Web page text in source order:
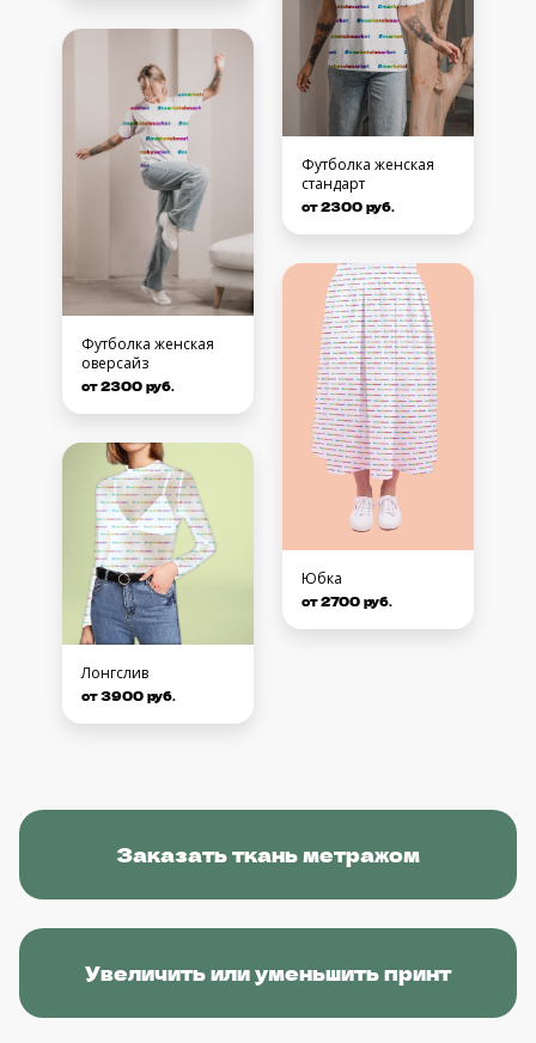
Футболка женская
оверсайз
от 2300 руб.
Лонгслив
от 3900 руб.
Футболка женская
стандарт
от 2300 руб.
Юбка
от 2700 руб.
Заказать ткань метражом
Увеличить или уменьшить принт